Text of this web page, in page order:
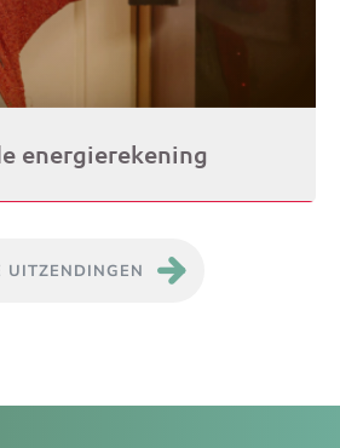
energierekening
UITZENDINGEN